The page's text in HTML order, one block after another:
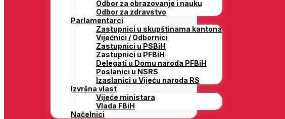
Odbor za obrazovanje i nauku
Odbor za zdravstvo
Parlamentarci
Zastupnici u skupštinama kantona
Vijećnici / Odbornici
Zastupnici u PSBiH
Zastupnici u PFBiH
Delegati u Domu naroda PFBiH
Poslanici u NSRS
Izaslanici u Vijeću naroda RS
Izvršna vlast
Vijeće ministara
Vlada FBiH
Načelnici